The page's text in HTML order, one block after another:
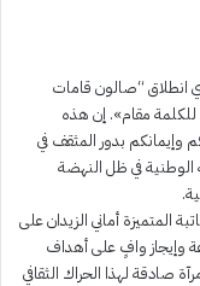
انطلاق “صالون قامات
مقام». إن هذه
وإيمانكم بدور المثقف في
الوطنية في ظل النهضة
المتميزة أماني الزيدان على
وإيجاز وافٍ على أهداف
صادقة لهذا الحراك الثقافي